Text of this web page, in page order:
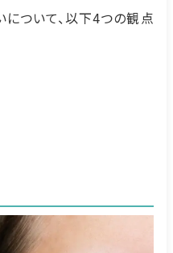
ついて、以下4つの観点